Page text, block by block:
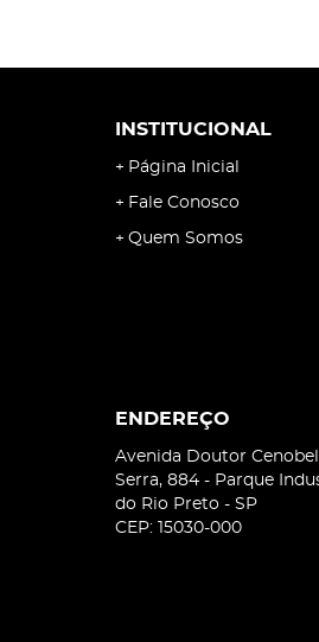
INSTITUCIONAL
Página Inicial
Fale Conosco
Quem Somos
ENDEREÇO
Avenida Doutor
Serra, 884 - Parque
do Rio Preto - SP
CEP: 15030-000